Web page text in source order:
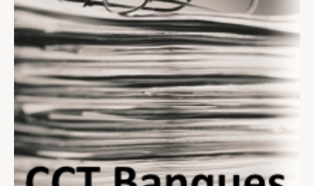
Berufliche Weiterentwicklung
Mitglied werden
Aktuell